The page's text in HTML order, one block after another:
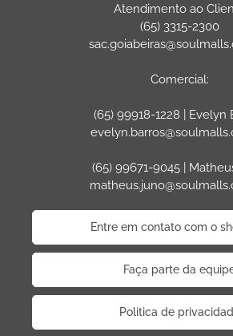
Atendimento ao
(65) 3315-2300
Comercial:
(65) 99918-1228 | Evelyn
(65) 99671-9045 |
Entre em contato com o
Faça parte da
Politica de